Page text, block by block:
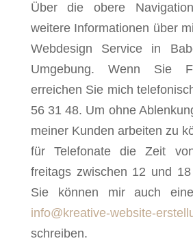
Über die obere
weitere Informationen über
Webdesign Service in
Umgebung. Wenn Sie
erreichen Sie mich
56 31 48. Um ohne
meiner Kunden arbeiten zu
für Telefonate die Zeit
freitags zwischen 12 und
Sie können mir auch
info@kreative-website-
schreiben.